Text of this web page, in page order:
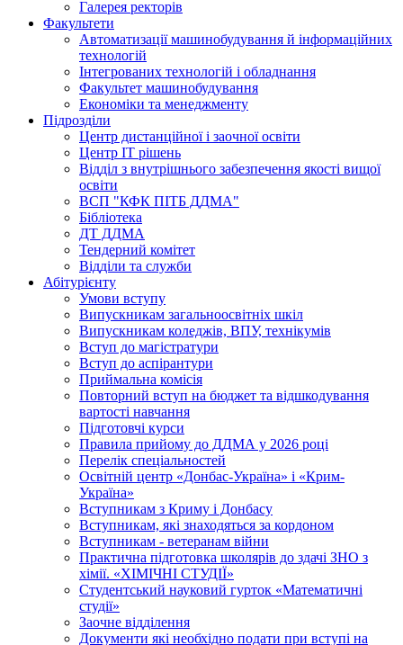
Галерея ректорів
Факультети
Автоматизації машинобудування й інформаційних
технологій
Інтегрованих технологій і обладнання
Факультет машинобудування
Економіки та менеджменту
Підрозділи
Центр дистанційної і заочної освіти
Центр ІТ рішень
Відділ з внутрішнього забезпечення якості вищої
освіти
ВСП "КФК ПІТБ ДДМА"
Бібліотека
ДТ ДДМА
Тендерний комітет
Відділи та служби
Абітурієнту
Умови вступу
Випускникам загальноосвітніх шкіл
Випускникам коледжів, ВПУ, технікумів
Вступ до магістратури
Вступ до аспірантури
Приймальна комісія
Повторний вступ на бюджет та відшкодування
вартості навчання
Підготовчі курси
Правила прийому до ДДМА у 2026 році
Перелік спеціальностей
Освітній центр «Донбас-Україна» і «Крим-
Україна»
Вступникам з Криму і Донбасу
Вступникам, які знаходяться за кордоном
Вступникам - ветеранам війни
Практична підготовка школярів до здачі ЗНО з
хімії. «ХІМІЧНІ СТУДІЇ»
Студентський науковий гурток «Математичні
студії»
Заочне відділення
Документи які необхідно подати при вступі на